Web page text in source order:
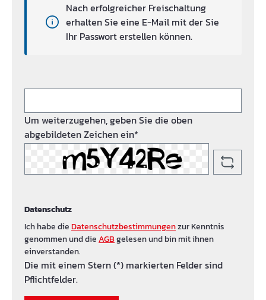
Nach erfolgreicher Freischaltung
erhalten Sie eine E-Mail mit der Sie
Ihr Passwort erstellen können.
Um weiterzugehen, geben Sie die oben
abgebildeten Zeichen ein*
Datenschutz
Ich habe dieDatenschutzbestimmungenzur Kenntnis
genommen und dieAGBgelesen und bin mit ihnen
einverstanden.
Die mit einem Stern (*) markierten Felder sind
Pflichtfelder.